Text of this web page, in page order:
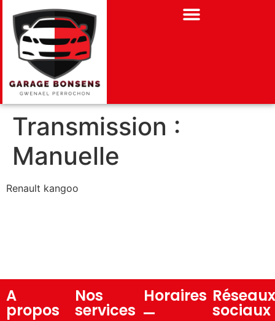
Transmission :
Manuelle
Renault kangoo
A
propos
Nos
services
Horaires Réseaux
sociaux